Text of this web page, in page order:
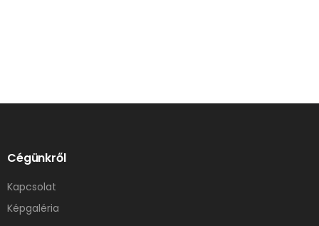
Cégünkről
Kapcsolat
Képgaléria